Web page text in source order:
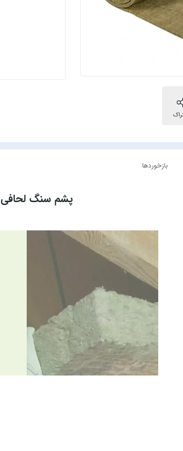
بازخوردها
پشم سنگ لحافی